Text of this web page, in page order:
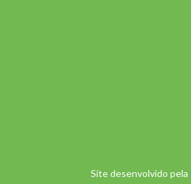
Site desenvolvido pela